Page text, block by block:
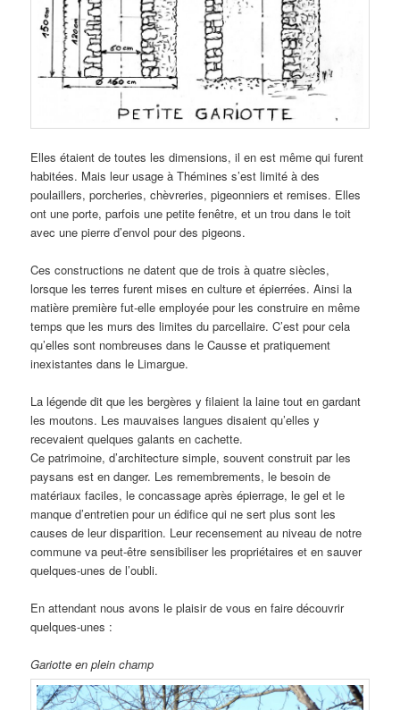
Elles étaient de toutes les dimensions, il en est même qui furent
habitées. Mais leur usage à Thémines s’est limité à des
poulaillers, porcheries, chèvreries, pigeonniers et remises. Elles
ont une porte, parfois une petite fenêtre, et un trou dans le toit
avec une pierre d’envol pour des pigeons.
Ces constructions ne datent que de trois à quatre siècles,
lorsque les terres furent mises en culture et épierrées. Ainsi la
matière première fut-elle employée pour les construire en même
temps que les murs des limites du parcellaire. C’est pour cela
qu’elles sont nombreuses dans le Causse et pratiquement
inexistantes dans le Limargue.
La légende dit que les bergères y filaient la laine tout en gardant
les moutons. Les mauvaises langues disaient qu’elles y
recevaient quelques galants en cachette.
Ce patrimoine, d’architecture simple, souvent construit par les
paysans est en danger. Les remembrements, le besoin de
matériaux faciles, le concassage après épierrage, le gel et le
manque d’entretien pour un édifice qui ne sert plus sont les
causes de leur disparition. Leur recensement au niveau de notre
commune va peut-être sensibiliser les propriétaires et en sauver
quelques-unes de l’oubli.
En attendant nous avons le plaisir de vous en faire découvrir
quelques-unes :
Gariotte en plein champ